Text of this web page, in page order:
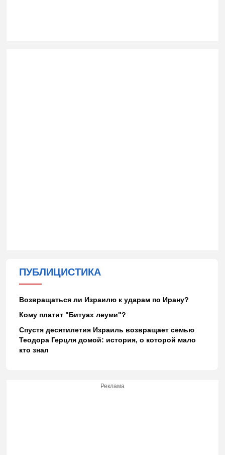
ПУБЛИЦИСТИКА
Возвращаться ли Израилю к ударам по Ирану?
Кому платит "Битуах леуми"?
Спустя десятилетия Израиль возвращает семью
Теодора Герцля домой: история, о которой мало
кто знал
Реклама